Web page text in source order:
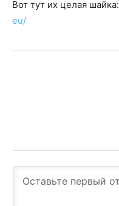
Вот тут их целая шайка:
eu/